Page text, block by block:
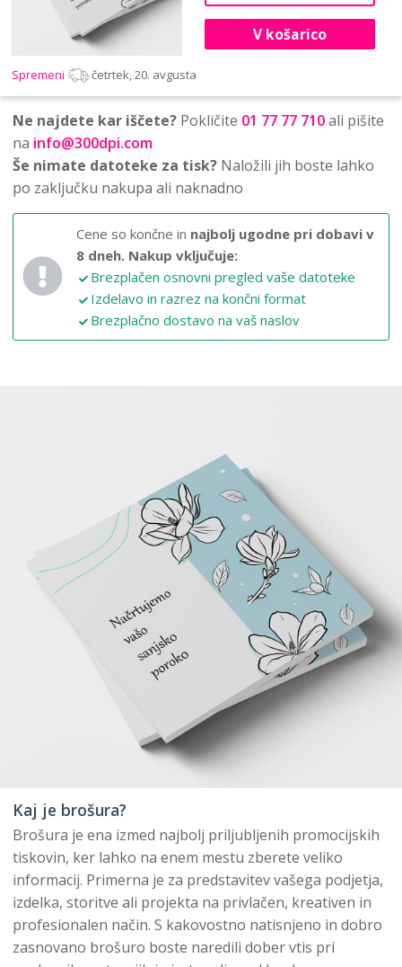
V košarico
Spremeni četrtek, 20. avgusta
Ne najdete kar iščete? Pokličite 01 77 77 710ali pišite
na info@300dpi.com
Še nimate datoteke za tisk? Naložili jih boste lahko
po zaključku nakupa ali naknadno
Cene so končne in najbolj ugodne pri dobavi v
8 dneh. Nakup vključuje:
Brezplačen osnovni pregled vaše datoteke
Izdelavo in razrez na končni format
Brezplačno dostavo na vaš naslov
Kaj je brošura?
Brošura je ena izmed najbolj priljubljenih promocijskih
tiskovin, ker lahko na enem mestu zberete veliko
informacij. Primerna je za predstavitev vašega podjetja,
izdelka, storitve ali projekta na privlačen, kreativen in
profesionalen način. S kakovostno natisnjeno in dobro
zasnovano brošuro boste naredili dober vtis pri